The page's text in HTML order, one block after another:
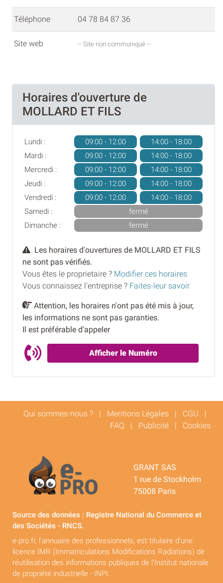
Téléphone 04 78 84 87 36
Site web -- Site non communiqué --
Horaires d'ouverture de
MOLLARD ET FILS
Lundi : 09:00 - 12:00
14:00 - 18:00
Mardi :
09:00 - 12:00
14:00 - 18:00
Mercredi :
09:00 - 12:00
14:00 - 18:00
Jeudi :
09:00 - 12:00
14:00 - 18:00
Vendredi :
09:00 - 12:00
14:00 - 18:00
Samedi :
fermé
Dimanche :
fermé
Les horaires d'ouvertures de MOLLARD ET FILS
ne sont pas vérifiés.
Vous êtes le proprietaire ? Modifier ces horaires
Vous connaissez l'entreprise ? Faites-leur savoir
Attention, les horaires n'ont pas été mis à jour,
les informations ne sont pas garanties.
Il est préférable d'appeler
Afficher le Numéro
Qui sommes-nous ? | Mentions Légales | CGU |
FAQ | Publicité | Cookies
GRANT SAS
1 rue de Stockholm
75008 Paris
Source des données : Registre National du Commerce et
des Sociétés - RNCS.
e-pro.fr, l'annuaire des professionnels, est titulaire d'une
licence IMR (Immatriculations Modifications Radiations) de
réutilisation des informations publiques de l'Institut nationale
de propriété industrielle - INPI.